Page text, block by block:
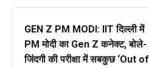
GEN Z PM MODI: IIT दिल्ली में
PM मोदी का Gen Z कनेक्ट, बोले-
जिंदगी की परीक्षा में सबकुछ ‘Out of